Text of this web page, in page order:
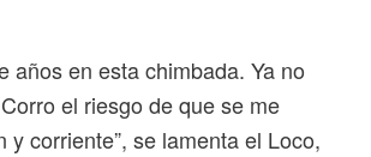
años en esta chimbada. Ya no
el riesgo de que se me
y corriente”, se lamenta el Loco,